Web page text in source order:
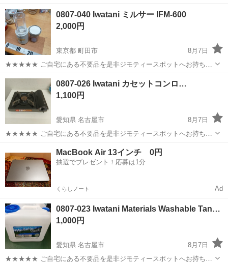
0807-040 Iwatani ミルサー IFM-600
2,000円
東京都 町田市
8月7日
★★★★★ ご自宅にある不要品を是非ジモティースポットへお持ち込
みしませんか？ 家電、趣味・スポーツ・レジャー用品、こども用品、
衣料服飾品、生活雑貨、家具、本、CD・DVDなどが無料でまとめて持
ち込めます！ ※詳細はこ...
東京 町田市
0807-026 Iwatani カセットコンロ…
1,100円
愛知県 名古屋市
8月7日
★★★★★ ご自宅にある不要品を是非ジモティースポットへお持ち込
みしませんか？ 家電、趣味・スポーツ・レジャー用品、こども用品、
衣料服飾品、生活雑貨、家具、本、CD・DVDなどが無料でまとめて持
ち込めます！ ※詳細はこ...
名古屋市 調理器具 Iwatani
MacBook Air 13インチ 0円
抽選でプレゼント！応募は1分
くらしノート Ad
0807-023 Iwatani Materials Washable Tan…
1,000円
愛知県 名古屋市
8月7日
★★★★★ ご自宅にある不要品を是非ジモティースポットへお持ち込